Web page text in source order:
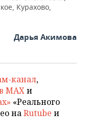
Курахово,
Дарья Акимова
канал,
MAXи
«Реального
наRutube и